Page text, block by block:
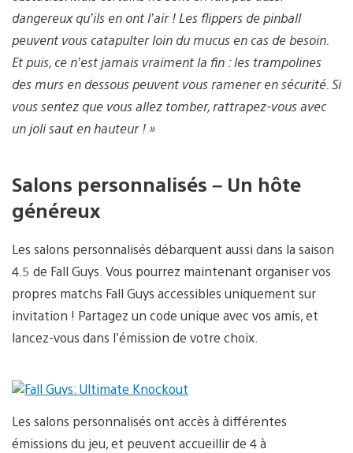
dangereux qu’ils en ont l’air ! Les flippers de pinball
peuvent vous catapulter loin du mucus en cas de besoin.
Et puis, ce n’est jamais vraiment la fin : les trampolines
des murs en dessous peuvent vous ramener en sécurité. Si
vous sentez que vous allez tomber, rattrapez-vous avec
un joli saut en hauteur ! »
Salons personnalisés – Un hôte
généreux
Les salons personnalisés débarquent aussi dans la saison
4.5 de Fall Guys. Vous pourrez maintenant organiser vos
propres matchs Fall Guys accessibles uniquement sur
invitation ! Partagez un code unique avec vos amis, et
lancez-vous dans l’émission de votre choix.
Les salons personnalisés ont accès à différentes
émissions du jeu, et peuvent accueillir de 4 à